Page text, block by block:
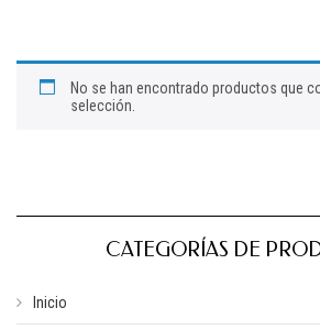
No se han encontrado productos que
selección.
CATEGORÍAS DE
Inicio